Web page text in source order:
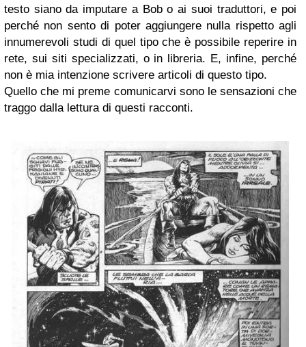
testo siano da imputare a Bob o ai suoi traduttori, e poi
perché non sento di poter aggiungere nulla rispetto agli
innumerevoli studi di quel tipo che è possibile reperire in
rete, sui siti specializzati, o in libreria. E, infine, perché
non è mia intenzione scrivere articoli di questo tipo.
Quello che mi preme comunicarvi sono le sensazioni che
traggo dalla lettura di questi racconti.